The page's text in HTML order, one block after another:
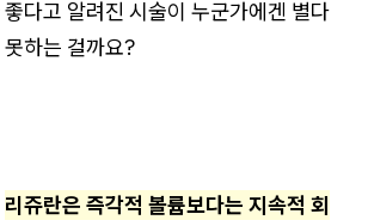
다고 알려진 시술이 누군가에겐 별다
하는 걸까요?
리쥬란은 즉각적 볼륨보다는 지속적 회